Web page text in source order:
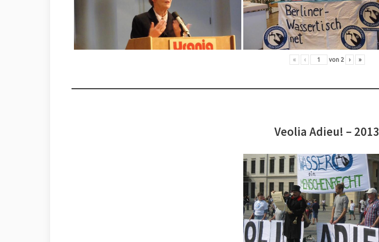
« ‹ von 2 › »
Veolia Adieu! – 2013